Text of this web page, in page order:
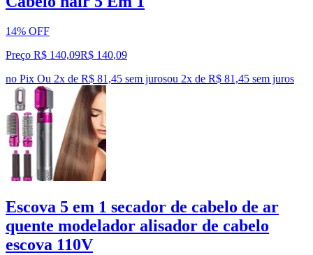
14% OFF
Preço R$ 140,09R$ 140,09
no Pix Ou 2x de R$ 81,45 sem jurosou 2x de R$ 81,45 sem juros
Escova 5 em 1 secador de cabelo de ar
quente modelador alisador de cabelo
escova 110V